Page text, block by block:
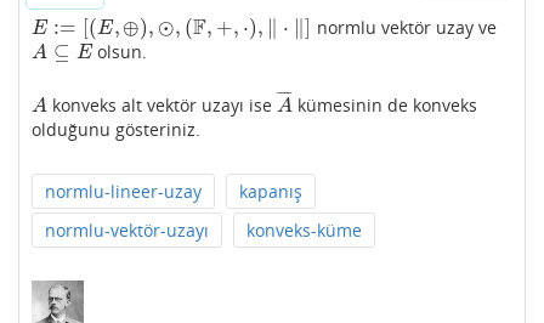
E := [(E,⊕), ⊙, (F, +, ⋅), ∥ ⋅ ∥]
E:=[(E ⊕),⊙, (F,+,⋅ ),‖⋅‖ ] normlu vektör uzay ve
A ⊆ E
A⊆E olsun.
A
A konveks alt vektör uzayı ise A
¯¯
¯¯
A¯kümesinin de konveks
olduğunu gösteriniz.
normlu-lineer-uzay
kapanış
normlu-vektör-uzayı
konveks-küme